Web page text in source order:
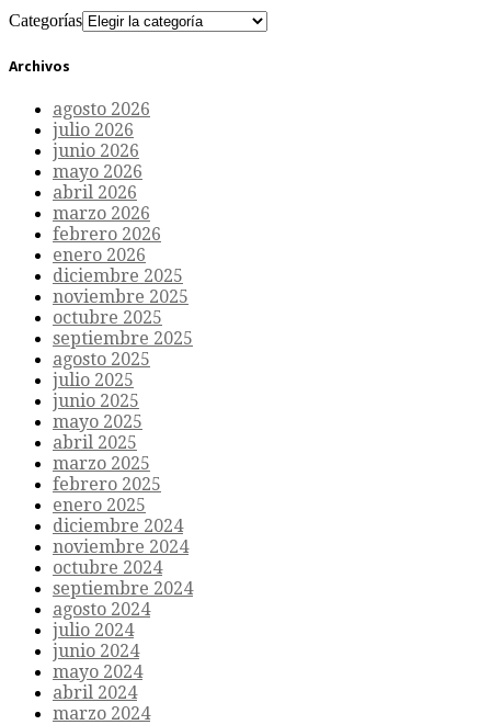
Categorías
Archivos
agosto 2026
julio 2026
junio 2026
mayo 2026
abril 2026
marzo 2026
febrero 2026
enero 2026
diciembre 2025
noviembre 2025
octubre 2025
septiembre 2025
agosto 2025
julio 2025
junio 2025
mayo 2025
abril 2025
marzo 2025
febrero 2025
enero 2025
diciembre 2024
noviembre 2024
octubre 2024
septiembre 2024
agosto 2024
julio 2024
junio 2024
mayo 2024
abril 2024
marzo 2024